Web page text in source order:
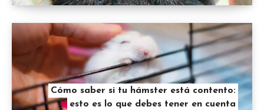
Cómo saber si tu hámster está contento:
esto es lo que debes tener en cuenta